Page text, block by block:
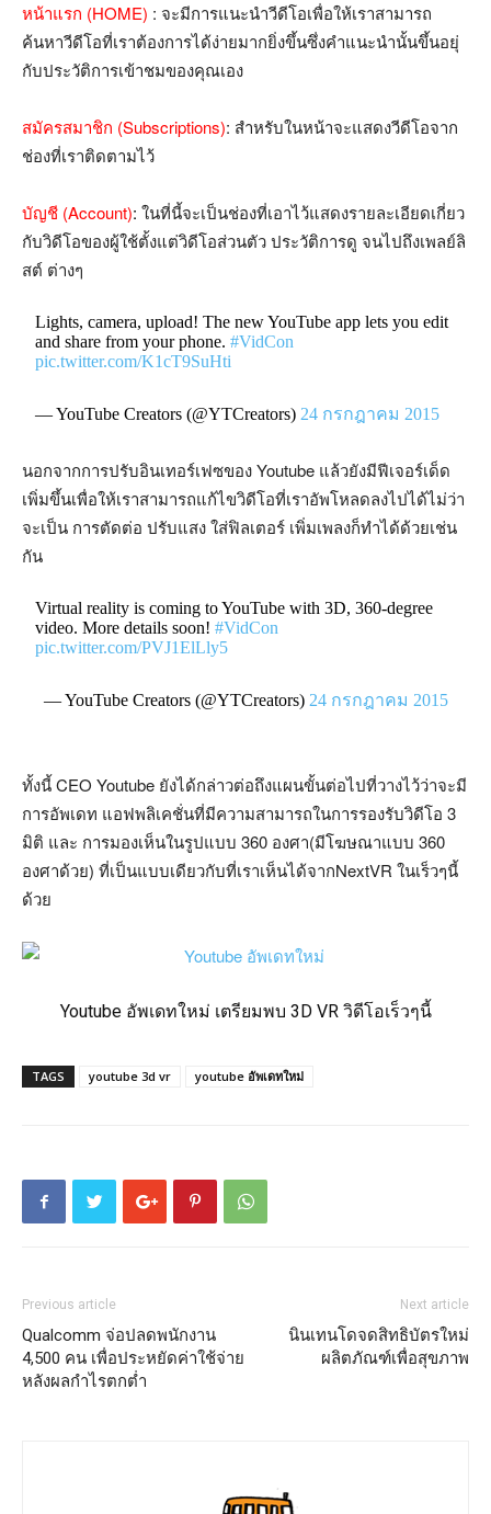
หน้าแรก (HOME) : จะมีการแนะนำวีดีโอเพื่อให้เราสามารถ
ค้นหาวีดีโอที่เราต้องการได้ง่ายมากยิ่งขึ้นซึ่งคำแนะนำนั้นขึ้นอยุ่
กับประวัติการเข้าชมของคุณเอง
สมัครสมาชิก (Subscriptions): สำหรับในหน้าจะแสดงวีดีโอจาก
ช่องที่เราติดตามไว้
บัญชี (Account): ในที่นี้จะเป็นช่องที่เอาไว้แสดงรายละเอียดเกี่ยว
กับวิดีโอของผู้ใช้ตั้งแต่วิดีโอส่วนตัว ประวัติการดู จนไปถึงเพลย์ลิ
สต์ ต่างๆ
Lights, camera, upload! The new YouTube app lets you edit
and share from your phone.#VidCon
pic.twitter.com/K1cT9SuHti
— YouTube Creators (@YTCreators) 24 กรกฎาคม 2015
นอกจากการปรับอินเทอร์เฟซของ Youtube แล้วยังมีฟีเจอร์เด็ด
เพิ่มขึ้นเพื่อให้เราสามารถแก้ไขวิดีโอที่เราอัพโหลดลงไปได้ไม่ว่า
จะเป็น การตัดต่อ ปรับแสง ใส่ฟิลเตอร์ เพิ่มเพลงก็ทำได้ด้วยเช่น
กัน
Virtual reality is coming to YouTube with 3D, 360-degree
video. More details soon!#VidCon
pic.twitter.com/PVJ1ElLly5
— YouTube Creators (@YTCreators) 24 กรกฎาคม 2015
ทั้งนี้ CEO Youtube ยังได้กล่าวต่อถึงแผนขั้นต่อไปที่วางไว้ว่าจะมี
การอัพเดท แอฟพลิเคชั่นที่มีความสามารถในการรองรับวิดีโอ 3
มิติ และ การมองเห็นในรูปแบบ 360 องศา(มีโฆษณาแบบ 360
องศาด้วย) ที่เป็นแบบเดียวกับที่เราเห็นได้จากNextVR ในเร็วๆนี้
ด้วย
Youtube อัพเดทใหม่ เตรียมพบ 3D VR วิดีโอเร็วๆนี้
TAGS youtube 3d vr youtube อัพเดทใหม่
Previous article
Qualcomm จ่อปลดพนักงาน
4,500 คน เพื่อประหยัดค่าใช้จ่าย
หลังผลกำไรตกต่ำ
Next article
นินเทนโดจดสิทธิบัตรใหม่
ผลิตภัณฑ์เพื่อสุขภาพ